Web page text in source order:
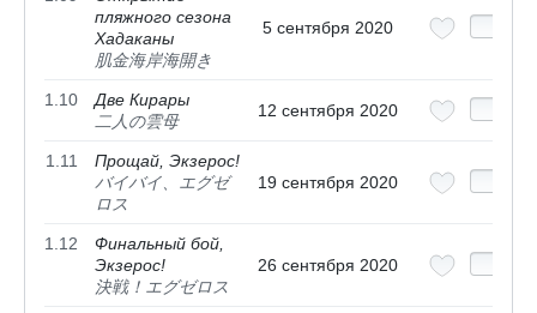
пляжного сезона
Хадаканы
肌金海岸海開き
5 сентября 2020
1.10
Две Кирары
二人の雲母
12 сентября 2020
1.11
Прощай, Экзерос!
バイバイ、エグゼ
ロス
19 сентября 2020
1.12
Финальный бой,
Экзерос!
決戦！エグゼロス
26 сентября 2020